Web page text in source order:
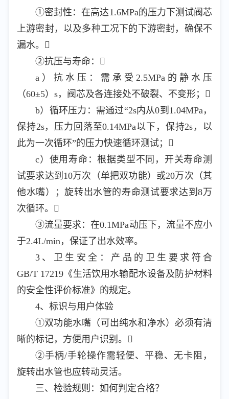
①密封性：在高达1.6MPa的压力下测试阀芯
上游密封，以及多种工况下的下游密封，确保不
漏水。
②抗压与寿命：
a）抗水压：需承受2.5MPa的静水压
（60±5）s，阀芯及各连接处不破裂、不变形；
b）循环压力：需通过“2s内从0到1.04MPa，
保持2s，压力回落至0.14MPa以下，保持2s，以
此为一次循环”的压力快速循环测试；
c）使用寿命：根据类型不同，开关寿命测
试要求达到10万次（单把双功能）或20万次（其
他水嘴）；旋转出水管的寿命测试要求达到8万
次循环。
③流量要求：在0.1MPa动压下，流量不应小
于2.4L/min，保证了出水效率。
3、卫生安全：产品的卫生要求符合
GB/T 17219《生活饮用水输配水设备及防护材料
的安全性评价标准》的规定。
4、标识与用户体验
①双功能水嘴（可出纯水和净水）必须有清
晰的标记，方便用户识别。
②手柄/手轮操作需轻便、平稳、无卡阻，
旋转出水管也应转动灵活。
三、检验规则：如何判定合格？